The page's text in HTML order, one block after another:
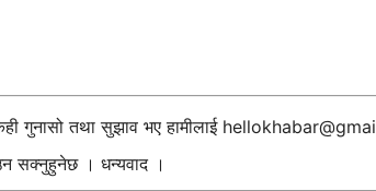
गुनासो तथा सुझाव भए हामीलाई
सक्नुहुनेछ । धन्यवाद ।